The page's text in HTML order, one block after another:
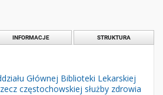
INFORMACJE STRUKTURA
Głównej Biblioteki Lekarskiej
częstochowskiej służby zdrowia